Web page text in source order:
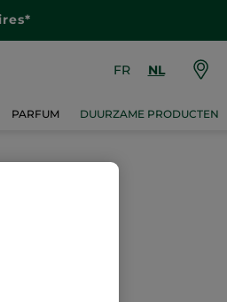
FR NL
PARFUM DUURZAME PRODUCTEN